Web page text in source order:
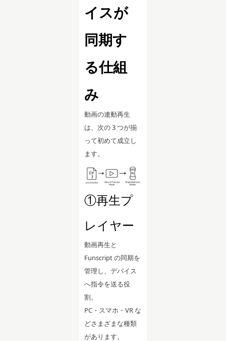
イスが
同期す
る仕組
み
動画の連動再生
は、次の 3 つが揃
って初めて成立し
ます。
①再生プ
レイヤー
動画再生と
Funscript の同期を
管理し、デバイス
へ指令を送る役
割。
PC・スマホ・VR な
どさまざまな種類
があります。